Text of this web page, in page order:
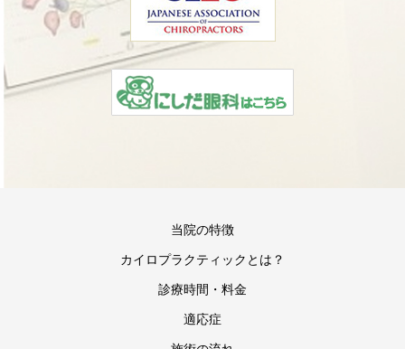
当院の特徴
カイロプラクティックとは？
診療時間・料金
適応症